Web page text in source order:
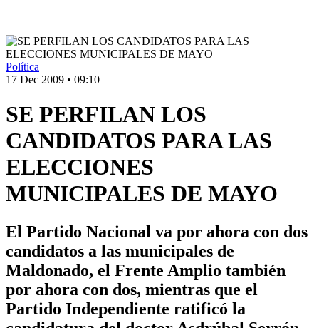
Política
17 Dec 2009 • 09:10
SE PERFILAN LOS
CANDIDATOS PARA LAS
ELECCIONES
MUNICIPALES DE MAYO
El Partido Nacional va por ahora con dos
candidatos a las municipales de
Maldonado, el Frente Amplio también
por ahora con dos, mientras que el
Partido Independiente ratificó la